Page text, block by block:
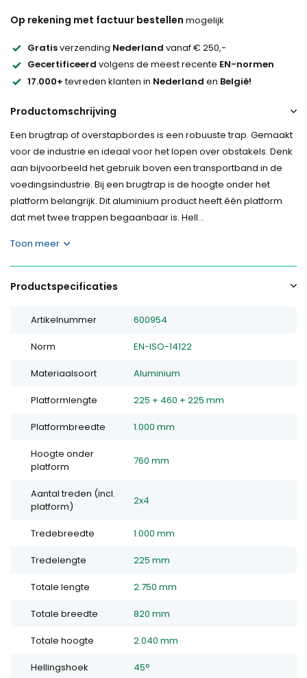
Op rekening met factuur bestellen mogelijk
Gratisverzending Nederland vanaf € 250,-
Gecertificeerd volgens de meest recente EN-normen
17.000+tevreden klanten in Nederland en België!
Productomschrijving
Een brugtrap of overstapbordes is een robuuste trap. Gemaakt
voor de industrie en ideaal voor het lopen over obstakels. Denk
aan bijvoorbeeld het gebruik boven een transportband in de
voedingsindustrie. Bij een brugtrap is de hoogte onder het
platform belangrijk. Dit aluminium product heeft één platform
dat met twee trappen begaanbaar is. Hell...
Toon meer
Productspecificaties
Artikelnummer 600954
Norm EN-ISO-14122
Materiaalsoort Aluminium
Platformlengte 225 + 460 + 225 mm
Platformbreedte 1.000 mm
Hoogte onder
platform
760 mm
Aantal treden (incl.
platform)
2x4
Tredebreedte 1.000 mm
Tredelengte 225 mm
Totale lengte 2.750 mm
Totale breedte 820 mm
Totale hoogte 2.040 mm
Hellingshoek 45°